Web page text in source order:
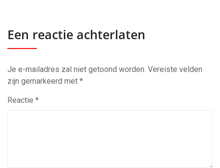
Een reactie achterlaten
Je e-mailadres zal niet getoond worden. Vereiste velden
zijn gemarkeerd met *
Reactie *